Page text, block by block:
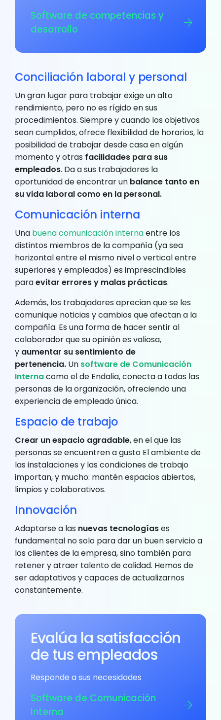
Software de competencias y
desarrollo
Conciliación laboral y personal
Un gran lugar para trabajar exige un alto
rendimiento, pero no es rígido en sus
procedimientos. Siempre y cuando los objetivos
sean cumplidos, ofrece flexibilidad de horarios, la
posibilidad de trabajar desde casa en algún
momento y otras facilidades para sus
empleados. Da a sus trabajadores la
oportunidad de encontrar un balance tanto en
su vida laboral como en la personal.
Comunicación interna
Una buena comunicación internaentre los
distintos miembros de la compañía (ya sea
horizontal entre el mismo nivel o vertical entre
superiores y empleados) es imprescindibles
paraevitar errores y malas prácticas.
Además, los trabajadores aprecian que se les
comunique noticias y cambios que afectan a la
compañía. Es una forma de hacer sentir al
colaborador que su opinión es valiosa,
y aumentar su sentimiento de
pertenencia. Un software de Comunicación
Internacomo el de Endalia, conecta a todas las
personas de la organización, ofreciendo una
experiencia de empleado única.
Espacio de trabajo
Crear un espacio agradable, en el que las
personas se encuentren a gusto El ambiente de
las instalaciones y las condiciones de trabajo
importan, y mucho: mantén espacios abiertos,
limpios y colaborativos.
Innovación
Adaptarse a las nuevas tecnologíases
fundamental no solo para dar un buen servicio a
los clientes de la empresa, sino también para
retener y atraer talento de calidad. Hemos de
ser adaptativos y capaces de actualizarnos
constantemente.
Evalúa la satisfacción
de tus empleados
Responde a sus necesidades
Software de Comunicación
Interna